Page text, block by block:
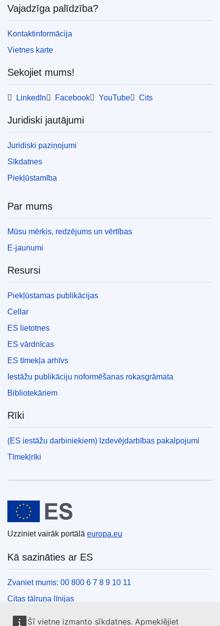
Šī vietne izmanto sīkdatnes. Apmeklējiet
Vajadzīga palīdzība?
Kontaktinformācija
Vietnes karte
Sekojiet mums!
LinkedIn Facebook YouTube Cits
Juridiski jautājumi
Juridiski paziņojumi
Sīkdatnes
Piekļūstamība
Par mums
Mūsu mērķis, redzējums un vērtības
E-jaunumi
Resursi
Piekļūstamas publikācijas
Cellar
ES lietotnes
ES vārdnīcas
ES tīmekļa arhīvs
Iestāžu publikāciju noformēšanas rokasgrāmata
Bibliotekāriem
Rīki
(ES iestāžu darbiniekiem) Izdevējdarbības pakalpojumi
Tīmekļrīki
Eiropas Savienība
Uzziniet vairāk portālā europa.eu
Kā sazināties ar ES
Zvaniet mums: 00 800 6 7 8 9 10 11
Citas tālruņa līnijas
Saziņas veidlapa